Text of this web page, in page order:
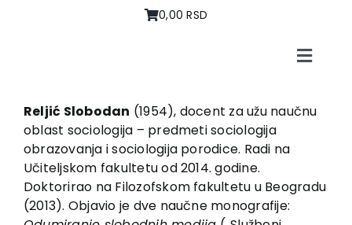
0,00 RSD
Toggle
O nama
Knjige
U pripremi
Akcija
Autori
Reljić Slobodan (1954), docent za užu naučnu
oblast sociologija – predmeti sociologija
obrazovanja i sociologija porodice. Radi na
Učiteljskom fakultetu od 2014. godine.
Doktorirao na Filozofskom fakultetu u Beogradu
(2013). Objavio je dve naučne monografije: